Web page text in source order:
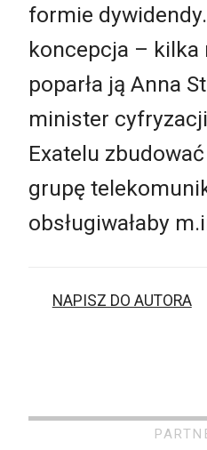
formie
koncepcja – kilka
poparła ją Anna
minister
Exatelu
grupę
obsługiwałaby
NAPISZ DO AUTORA